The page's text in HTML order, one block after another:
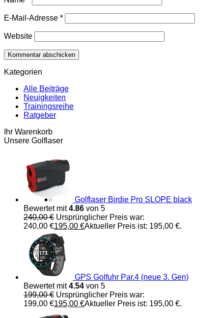
E-Mail-Adresse *
Website
Kategorien
Alle Beiträge
Neuigkeiten
Trainingsreihe
Ratgeber
Ihr Warenkorb
Unsere Golflaser
Golflaser Birdie Pro SLOPE black
Bewertet mit4.86 von 5
240,00€ Ursprünglicher Preis war:
240,00 €195,00 €Aktueller Preis ist: 195,00 €.
GPS Golfuhr Par.4 (neue 3. Gen)
Bewertet mit4.54 von 5
199,00€ Ursprünglicher Preis war:
199,00 €195,00 €Aktueller Preis ist: 195,00 €.